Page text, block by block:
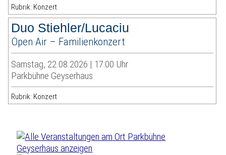
Rubrik: Konzert
Duo Stiehler/Lucaciu
Open Air – Familienkonzert
Samstag, 22.08.2026 | 17:00 Uhr
Parkbühne Geyserhaus
Rubrik: Konzert